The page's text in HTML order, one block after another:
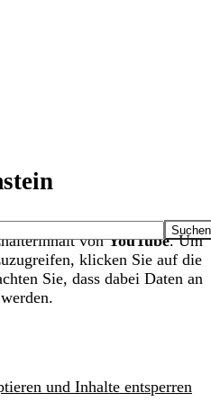
vonYouTube. Um
klicken Sie auf die
Sie, dass dabei Daten an
und Inhalte entsperren